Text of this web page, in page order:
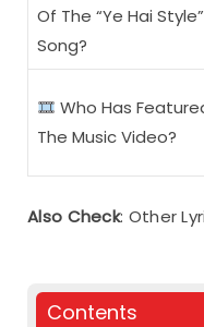
Of The “Ye Hai Style”
Song?
Who Has
The Music Video?
Also Check: Other
Contents